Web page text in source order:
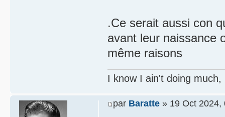
.Ce serait aussi con
avant leur naissance
même raisons
I know I ain't doing
par Baratte » 19 Oct 2024,